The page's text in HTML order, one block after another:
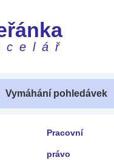
Vymáhání pohledávek
Pracovní
právo